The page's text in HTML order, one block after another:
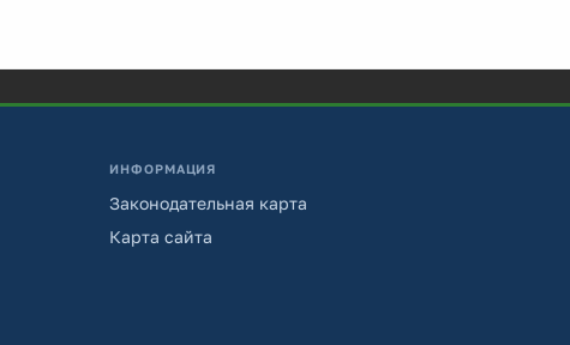
ИНФОРМАЦИЯ
Законодательная карта
Карта сайта